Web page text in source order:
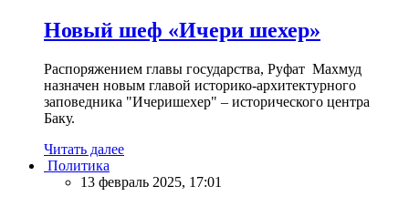
Новый шеф «Ичери шехер»
Распоряжением главы государства, Руфат Махмуд
назначен новым главой историко-архитектурного
заповедника "Ичеришехер" – исторического центра
Баку.
Читать далее
Политика
13 февраль 2025, 17:01